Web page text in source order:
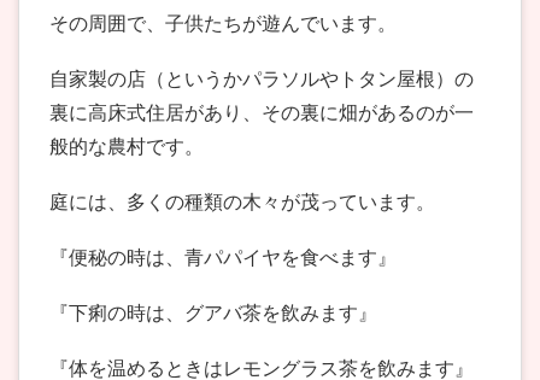
その周囲で、子供たちが遊んでいます。
自家製の店（というかパラソルやトタン屋根）の
裏に高床式住居があり、その裏に畑があるのが一
般的な農村です。
庭には、多くの種類の木々が茂っています。
『便秘の時は、青パパイヤを食べます』
『下痢の時は、グアバ茶を飲みます』
『体を温めるときはレモングラス茶を飲みます』